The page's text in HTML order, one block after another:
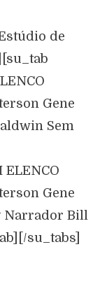
de
Gene
Sem
ELENCO
Gene
Narrador Bill
su_tabs]